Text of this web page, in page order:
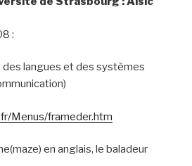
:
des langues et des systèmes
Menus/frameder.htm
en anglais, le baladeur